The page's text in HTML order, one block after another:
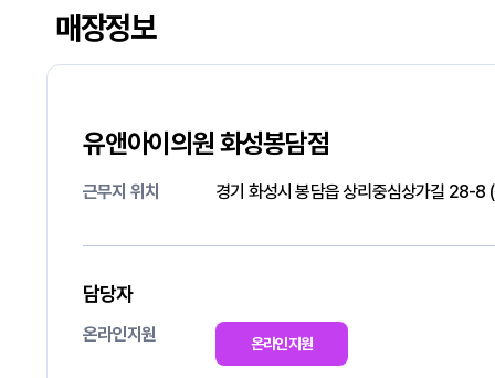
매장정보
유앤아이의원 화성봉담점
근무지 위치 경기 화성시 봉담읍 상리중심상가길 28-8
담당자
온라인지원 온라인지원